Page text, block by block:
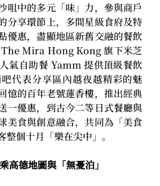
咀中的多元「味」力，參與商戶
分享環節上，多間星級食府及特
優惠，盡顯地區新舊交融的餐飲
The Mira Hong Kong 旗下米芝
氣自助餐 Yamm 提供頂級餐飲
代表分享區內越夜越精彩的魅
憶的百年老號蓮香樓，推出經典
一優惠，到古今二等日式餐廳與
美食與創意融合，共同為「美食
個十月「樂在尖中」。
高德地圖與「無憂泊」